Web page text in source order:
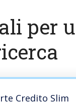
per
Credito Slim